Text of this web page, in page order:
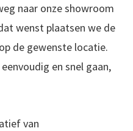
naar onze showroom
wenst plaatsen we de
de gewenste locatie.
en snel gaan,
van